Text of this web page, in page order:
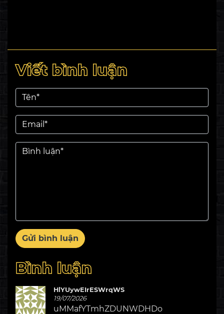
Viết bình luận
Gửi bình luận
Bình luận
HlYUywEIrESWrqWS
19/07/2026
uMMafYTmhZDUNWDHDo